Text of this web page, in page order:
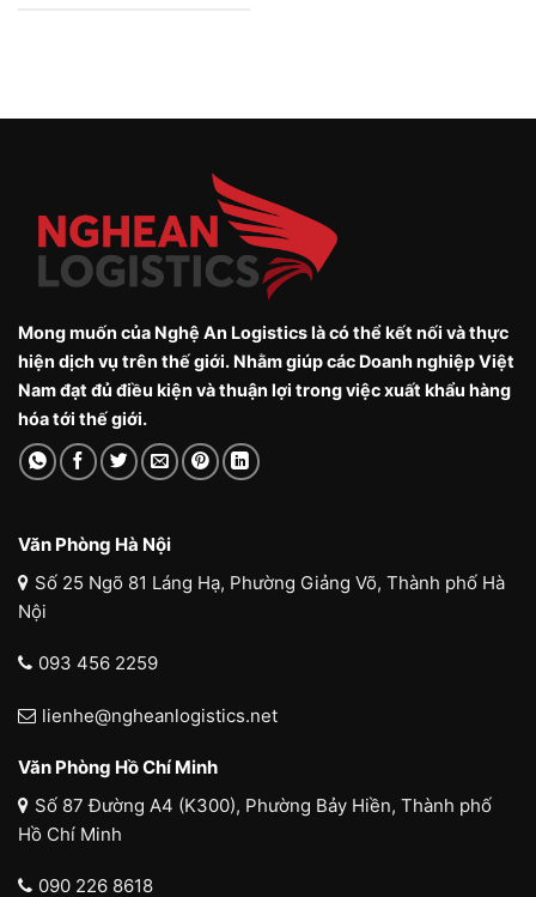
Mong muốn của Nghệ An Logistics là có thể kết nối và thực
hiện dịch vụ trên thế giới. Nhằm giúp các Doanh nghiệp Việt
Nam đạt đủ điều kiện và thuận lợi trong việc xuất khẩu hàng
hóa tới thế giới.
Văn Phòng Hà Nội
Số 25 Ngõ 81 Láng Hạ, Phường Giảng Võ, Thành phố Hà
Nội
093 456 2259
lienhe@ngheanlogistics.net
Văn Phòng Hồ Chí Minh
Số 87 Đường A4 (K300), Phường Bảy Hiền, Thành phố
Hồ Chí Minh
090 226 8618